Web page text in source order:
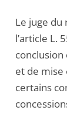
Le juge
l’article L.
et de mise
certains